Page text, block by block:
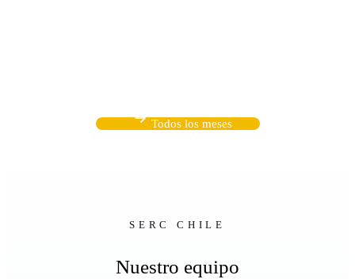
Todos los meses
SERC CHILE
Nuestro equipo